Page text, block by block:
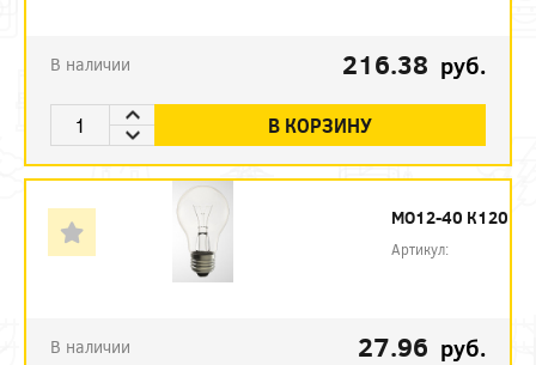
В наличии 216.38 руб.
В КОРЗИНУ
МО12-40 К120
Артикул:
В наличии 27.96 руб.